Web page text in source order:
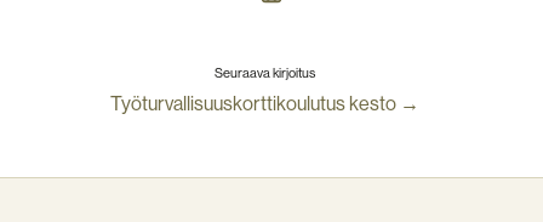
Seuraava kirjoitus
Työturvallisuuskorttikoulutus kesto →